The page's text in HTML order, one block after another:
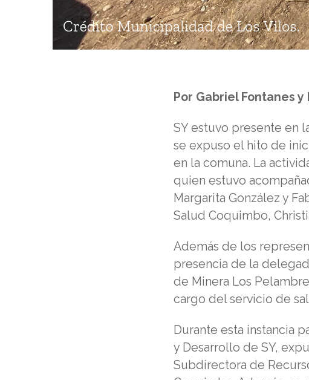
Por Gabriel Fontanes
SY estuvo presente en
se expuso el hito de
en la comuna. La
quien estuvo
Margarita González y
Salud Coquimbo,
Además de los
presencia de la
de Minera Los
cargo del servicio de
Durante esta instancia
y Desarrollo de SY,
Subdirectora de